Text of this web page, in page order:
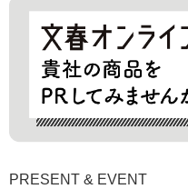
PRESENT & EVENT